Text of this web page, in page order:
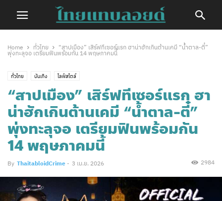
Home ทั่วไทย
“สาปเมือง” เสิร์ฟทีเซอร์แรก ฮาน่าฮักเกินต้านเคมี “น้ำตาล-ตี๋”
พุ่งทะลุจอ เตรียมฟินพร้อมกัน 14 พฤษภาคมนี้
ทั่วไทย บันเทิง ไลฟ์สไตล์
“สาปเมือง” เสิร์ฟทีเซอร์แรก ฮา
น่าฮักเกินต้านเคมี “น้ำตาล-ตี๋”
พุ่งทะลุจอ เตรียมฟินพร้อมกัน
14 พฤษภาคมนี้
By ThaitabloidCrime - 3 เม.ย. 2026 2984